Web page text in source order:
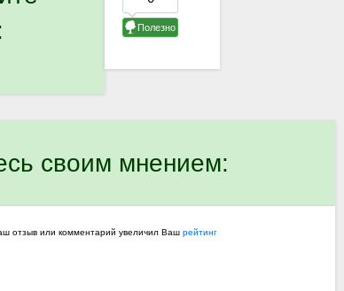
своим мнением:
отзыв или комментарий увеличил Ваш рейтинг